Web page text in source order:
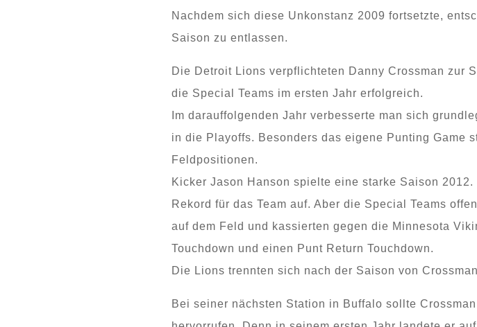
Nachdem sich diese Unkonstanz 2009 fortsetzte,
Saison zu entlassen.
Die Detroit Lions verpflichteten Danny Crossman zur
die Special Teams im ersten Jahr erfolgreich.
Im darauffolgenden Jahr verbesserte man sich
in die Playoffs. Besonders das eigene Punting Game
Feldpositionen.
Kicker Jason Hanson spielte eine starke Saison
Rekord für das Team auf. Aber die Special Teams
auf dem Feld und kassierten gegen die Minnesota
Touchdown und einen Punt Return Touchdown.
Die Lions trennten sich nach der Saison von
Bei seiner nächsten Station in Buffalo sollte